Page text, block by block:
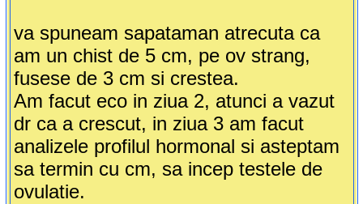
va spuneam sapataman atrecuta ca
am un chist de 5 cm, pe ov strang,
fusese de 3 cm si crestea.
Am facut eco in ziua 2, atunci a vazut
dr ca a crescut, in ziua 3 am facut
analizele profilul hormonal si asteptam
sa termin cu cm, sa incep testele de
ovulatie.